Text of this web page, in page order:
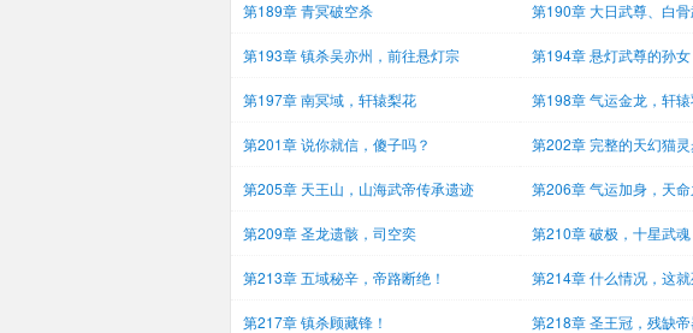
第189章 青冥破空杀 第190章 大日武尊、白
第193章 镇杀吴亦州，前往悬灯宗 第194章 悬灯武尊的孙
第197章 南冥域，轩辕梨花 第198章 气运金龙，轩辕
第201章 说你就信，傻子吗？ 第202章 完整的天幻猫
第205章 天王山，山海武帝传承遗迹 第206章 气运加身，天命
第209章 圣龙遗骸，司空奕 第210章 破极，十星武魂
第213章 五域秘辛，帝路断绝！ 第214章 什么情况，这就
第217章 镇杀顾藏锋！ 第218章 圣王冠，残缺帝